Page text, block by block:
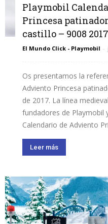
Playmobil
Princesa
castillo – 9008
El Mundo Click - Playmobil -
Os presentamos la
Adviento Princesa
de 2017. La línea
fundadores de Playmobil
Calendario de Adviento
Leer más